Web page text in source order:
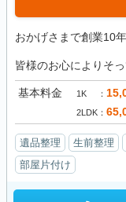
おかげさまで創業10
皆様のお心によりそっ
基本料金 1K
2LDK
遺品整理 生前整理
部屋片付け